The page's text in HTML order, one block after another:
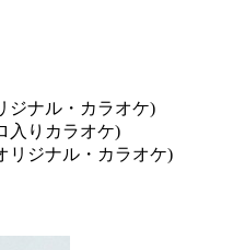
ジナル・カラオケ)
入りカラオケ)
リジナル・カラオケ)